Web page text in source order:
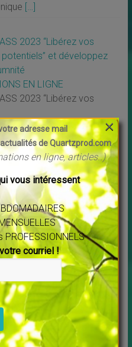
[…]
2023 “Libérez vos
et développez
EN LIGNE
2023 “Libérez vos
vos guides intérieurs
EN LIGNE
animé par Pierre Lessard
[…]
adresse mail
de Quartzprod.com
en ligne, articles..)
vous intéressent
courriel !
×